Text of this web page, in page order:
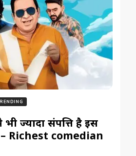
ज्यादा संपत्ति है इस
Richest comedian